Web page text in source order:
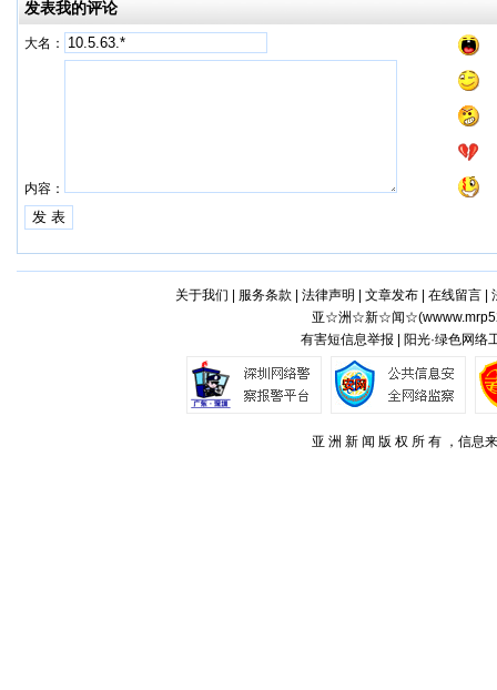
发表我的评论
大名：
内容：
关于我们 服务条款 法律声明 文章发布| 在线留言|
亚☆洲☆新☆闻☆(
有害短信息举报 | 阳光·绿色网络
亚 洲 新 闻 版 权 所 有 ，信息